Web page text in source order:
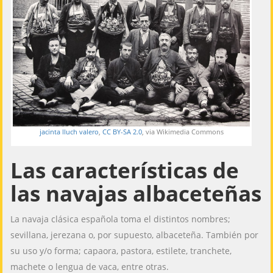
jacinta lluch valero CC BY-SA 2.0, via Wikimedia Commons
Las características de
las navajas albaceteñas
La navaja clásica española toma el distintos nombres;
sevillana, jerezana o, por supuesto, albaceteña. También por
su uso y/o forma; capaora, pastora, estilete, tranchete,
machete o lengua de vaca, entre otras.